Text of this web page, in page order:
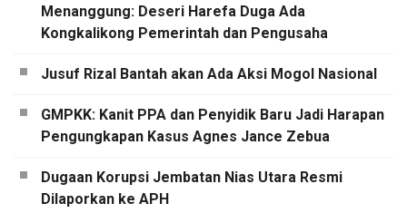
Menanggung: Deseri Harefa Duga Ada
Kongkalikong Pemerintah dan Pengusaha
Jusuf Rizal Bantah akan Ada Aksi Mogol Nasional
GMPKK: Kanit PPA dan Penyidik Baru Jadi Harapan
Pengungkapan Kasus Agnes Jance Zebua
Dugaan Korupsi Jembatan Nias Utara Resmi
Dilaporkan ke APH